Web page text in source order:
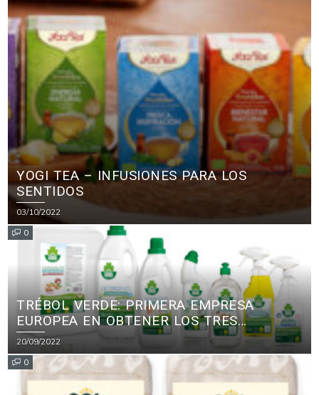
YOGI TEA – INFUSIONES PARA LOS
SENTIDOS
03/10/2022
0
TRÉBOL VERDE: PRIMERA EMPRESA
EUROPEA EN OBTENER LOS TRES
PRINCIPALES CERTIFICADOS ECOLÓGICOS
PARA PRODUCTOS DE LIMPIEZA
20/09/2022
0